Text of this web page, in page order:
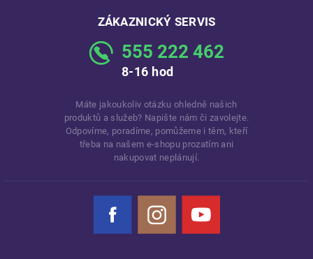
ZÁKAZNICKÝ SERVIS
555 222 462
8-16 hod
Máte jakoukoliv otázku ohledně našich
produktů a služeb? Napište nám či zavolejte.
Odpovíme, poradíme, pomůžeme i těm, kteří
třeba na našem e-shopu prozatím ani
nakupovat neplánují.
Facebook Instagram YouTube